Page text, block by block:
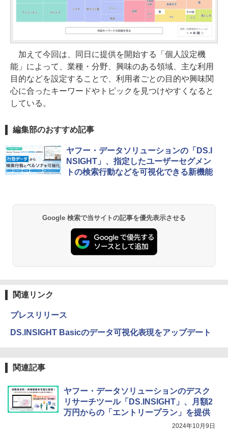
加えて今回は、同日に提供を開始する「個人設定機
能」によって、業種・分野、興味のある領域、主な利用
目的などを設定することで、利用者ごとの目的や興味関
心に合ったキーワードやトピックを見つけやすくなると
している。
編集部のおすすめ記事
ヤフー・データソリューションの「DS.I
NSIGHT」、指定したユーザーセグメン
トの検索行動などを可視化できる新機能
Google 検索で当サイトの記事を優先表示させる
関連リンク
プレスリリース
DS.INSIGHT Basicのデータ可視化表現をアップデート
関連記事
ヤフー・データソリューションのデスク
リサーチツール「DS.INSIGHT」、月額2
万円からの「エントリープラン」を提供
2024年10月9日